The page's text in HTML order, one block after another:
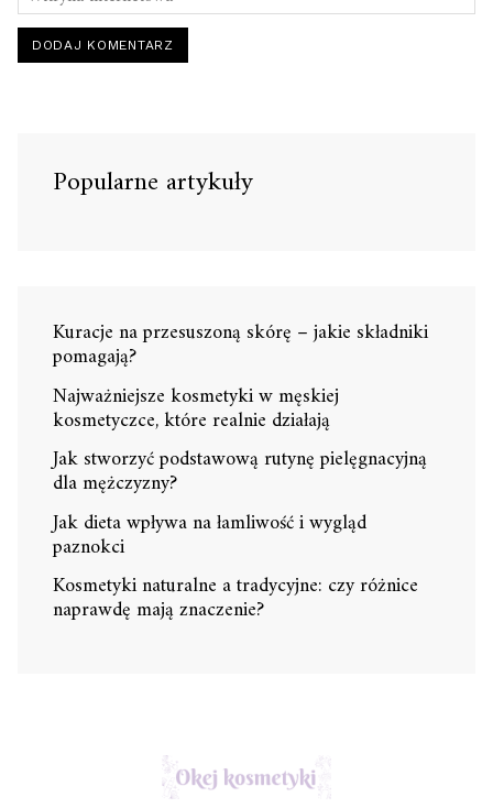
Popularne artykuły
Kuracje na przesuszoną skórę – jakie składniki
pomagają?
Najważniejsze kosmetyki w męskiej
kosmetyczce, które realnie działają
Jak stworzyć podstawową rutynę pielęgnacyjną
dla mężczyzny?
Jak dieta wpływa na łamliwość i wygląd
paznokci
Kosmetyki naturalne a tradycyjne: czy różnice
naprawdę mają znaczenie?